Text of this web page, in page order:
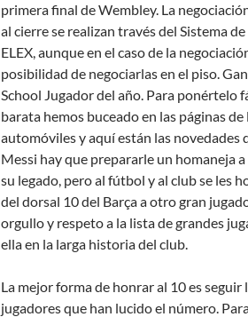
primera final de Wembley. La
al cierre se realizan través del Sistema
ELEX, aunque en el caso de la
posibilidad de negociarlas en el piso.
School Jugador del año. Para ponértelo
barata hemos buceado en las páginas
automóviles y aquí están las novedades
Messi hay que prepararle un homaneja
su legado, pero al fútbol y al club se les
del dorsal 10 del Barça a otro gran
orgullo y respeto a la lista de grandes
ella en la larga historia del club.
La mejor forma de honrar al 10 es seguir
jugadores que han lucido el número.